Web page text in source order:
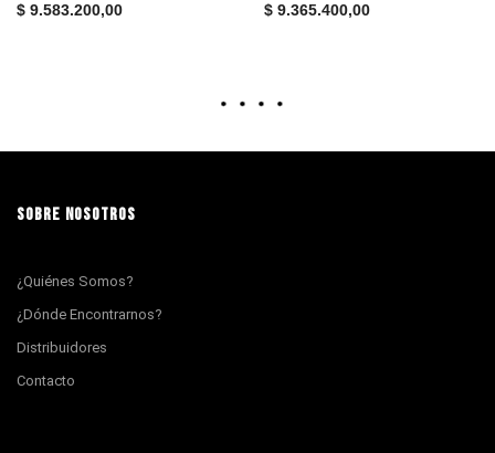
$ 9.583.200,00 $ 9.365.400,00
SOBRE NOSOTROS
¿Quiénes Somos?
¿Dónde Encontrarnos?
Distribuidores
Contacto